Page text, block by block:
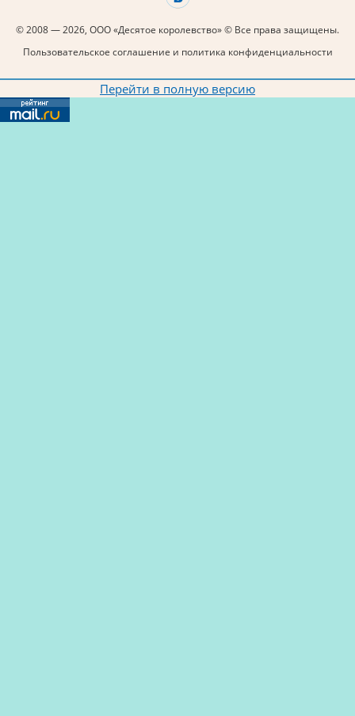
© 2008 — 2026, ООО «Десятое королевство» © Все права защищены.
Пользовательское соглашение и политика конфиденциальности
Перейти в полную версию